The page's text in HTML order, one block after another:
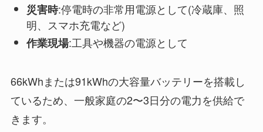
災害時:停電時の非常用電源として(冷蔵庫、照
明、スマホ充電など)
作業現場:工具や機器の電源として
66kWhまたは91kWhの大容量バッテリーを搭載し
ているため、一般家庭の2〜3日分の電力を供給で
きます。